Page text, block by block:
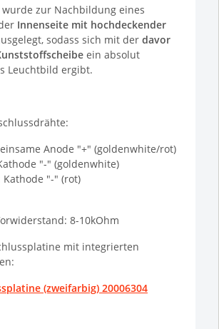
zur Nachbildung eines
Innenseite mit hochdeckender
sodass sich mit der davor
ein absolut
Leuchtbild ergibt.
Anode "+" (goldenwhite/rot)
"-" (goldenwhite)
Kathode "-" (rot)
8-10kOhm
mit integrierten
(zweifarbig) 20006304